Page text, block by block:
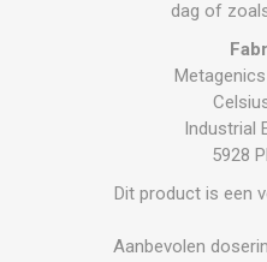
dag of
Industrial
5928
Dit product is een
Aanbevolen